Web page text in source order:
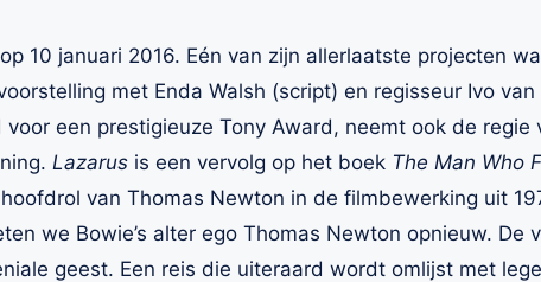
10 januari 2016. Eén van zijn allerlaatste projecten
met Enda Walsh (script) en regisseur Ivo van
een prestigieuze Tony Award, neemt ook de regie
Lazarus is een vervolg op het boek The Man Who
van Thomas Newton in de filmbewerking uit
we Bowie’s alter ego Thomas Newton opnieuw. De
geest. Een reis die uiteraard wordt omlijst met